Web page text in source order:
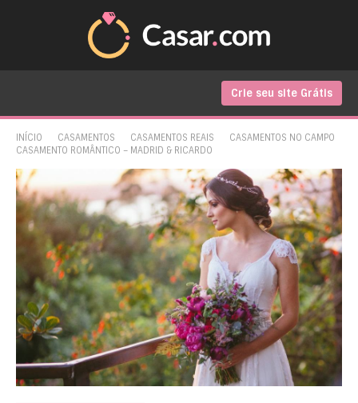
Crie seu site Grátis
INÍCIO CASAMENTOS CASAMENTOS REAIS
CASAMENTOS NO CAMPO
CASAMENTO ROMÂNTICO – MADRID & RICARDO